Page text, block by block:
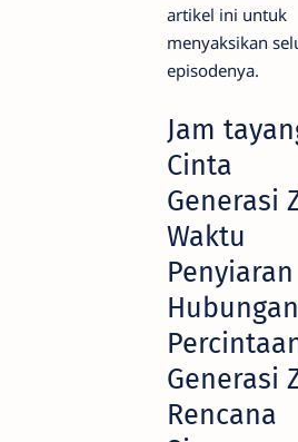
artikel ini untuk
menyaksikan
episodenya.
Jam
Cinta
Generasi
Waktu
Penyiaran
Hubungan
Generasi
Rencana